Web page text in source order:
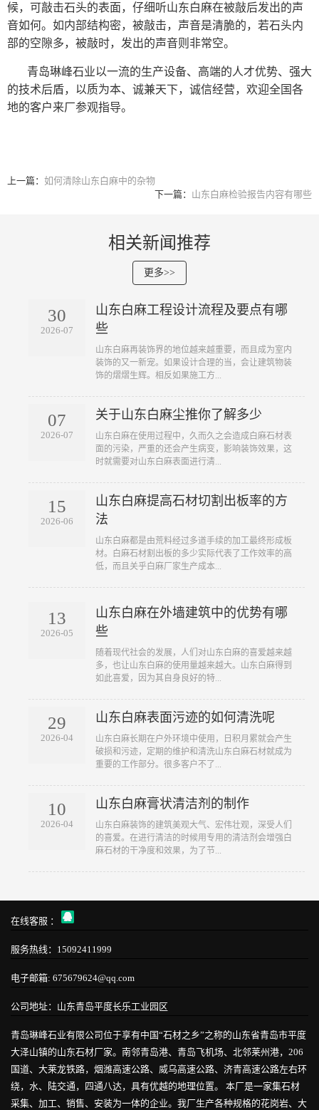
候，可敲击石头的表面，仔细听山东白麻在被敲后发出的声
音如何。如内部结构密，被敲击，声音是清脆的，若石头内
部的空隙多，被敲时，发出的声音则非常空。
青岛琳峰石业以一流的生产设备、高端的人才优势、强大
的技术后盾，以质为本、诚兼天下，诚信经营，欢迎全国各
地的客户来厂参观指导。
上一篇： 如何清除山东白麻中的杂物
下一篇： 山东白麻检验报告内容有哪些
相关新闻推荐
更多>>
30
2026-07
山东白麻工程设计流程及要点有哪
些
山东白麻再装饰界的地位越来越重要，而且成为室内
装饰的又一新宠。如果设计合理的当，会让建筑物装
饰的熠熠生辉。相反如果施工方...
07
2026-07
关于山东白麻尘推你了解多少
山东白麻在使用过程中，久而久之会造成白麻石材表
面的污染，严重的还会产生病变，影响装饰效果，这
时就需要对山东白麻表面进行清...
15
2026-06
山东白麻提高石材切割出板率的方
法
山东白麻都是由荒料经过多道手续的加工最终形成板
材。白麻石材割出板的多少实际代表了工作效率的高
低，而且关乎白麻厂家生产成本...
13
2026-05
山东白麻在外墙建筑中的优势有哪
些
随着现代社会的发展，人们对山东白麻的喜爱越来越
多，也让山东白麻的使用量越来越大。山东白麻得到
如此喜爱，因为其自身良好的特...
29
2026-04
山东白麻表面污迹的如何清洗呢
山东白麻长期在户外环境中使用，日积月累就会产生
破损和污迹，定期的维护和清洗山东白麻石材就成为
重要的工作部分。很多客户不了...
10
2026-04
山东白麻膏状清洁剂的制作
山东白麻装饰的建筑美观大气、宏伟壮观，深受人们
的喜爱。在进行清洁的时候用专用的清洁剂会增强白
麻石材的干净度和效果，为了节...
在线客服 ：
服务热线：15092411999
电子邮箱: 675679624@qq.com
公司地址：山东青岛平度长乐工业园区
青岛琳峰石业有限公司位于享有中国“石材之乡”之称的山东省青岛市平度
大泽山镇的山东石材厂家。南邻青岛港、青岛飞机场、北邻莱州港，206
国道、大莱龙铁路，烟潍高速公路、威乌高速公路、济青高速公路左右环
绕，水、陆交通，四通八达，具有优越的地理位置。 本厂是一家集石材
采集、加工、销售、安装为一体的企业。我厂生产各种规格的花岗岩、大